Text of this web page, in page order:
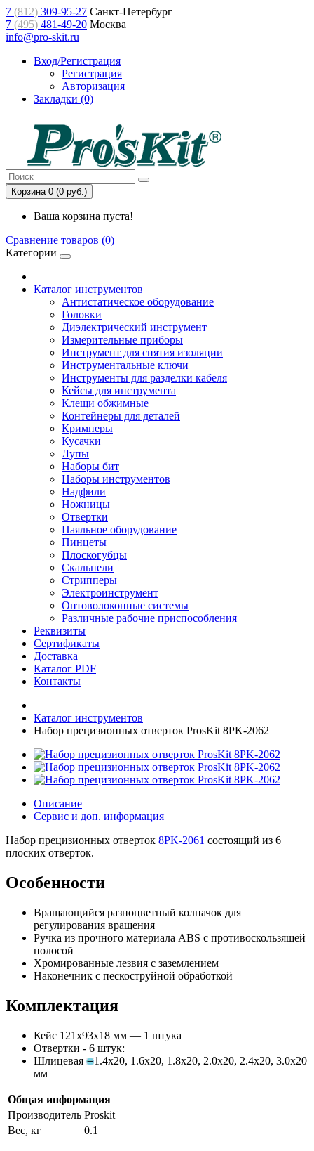
7 (812) 309-95-27 Санкт-Петербург
7 (495) 481-49-20 Москва
info@pro-skit.ru
Вход/Регистрация
Регистрация
Авторизация
Закладки (0)
Корзина 0 (0 руб.)
Ваша корзина пуста!
Сравнение товаров (0)
Категории
Каталог инструментов
Антистатическое оборудование
Головки
Диэлектрический инструмент
Измерительные приборы
Инструмент для снятия изоляции
Инструментальные ключи
Инструменты для разделки кабеля
Кейсы для инструмента
Клещи обжимные
Контейнеры для деталей
Кримперы
Кусачки
Лупы
Наборы бит
Наборы инструментов
Надфили
Ножницы
Отвертки
Паяльное оборудование
Пинцеты
Плоскогубцы
Скальпели
Стрипперы
Электроинструмент
Оптоволоконные системы
Различные рабочие приспособления
Реквизиты
Сертификаты
Доставка
Каталог PDF
Контакты
Каталог инструментов
Набор прецизионных отверток ProsKit 8PK-2062
Описание
Сервис и доп. информация
Набор прецизионных отверток 8PK-2061 состоящий из 6
плоских отверток.
Особенности
Вращающийся разноцветный колпачок для
регулирования вращения
Ручка из прочного материала ABS с противоскользящей
полосой
Хромированные лезвия с заземлением
Наконечник с пескоструйной обработкой
Комплектация
Кейс 121x93x18 мм — 1 штука
Отвертки - 6 штук:
Шлицевая
1.4x20, 1.6x20, 1.8x20, 2.0x20, 2.4x20, 3.0x20
мм
Общая информация
Производитель Proskit
Вес, кг
0.1